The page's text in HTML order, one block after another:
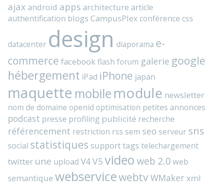
ajax android apps architecture article
authentification blogs CampusPlex conférence css
datacenter design diaporama e-
commerce facebookflash forum galerie google
hébergement iPad iPhone japan
maquette mobile module newsletter
nom de domaine openid optimisation petites annonces
podcast presse profiling publicité recherche
référencement restriction rss sem seo serveur sns
social statistiques supporttags telechargement
twitter une upload V4V5video web 2.0 web
semantique webservicewebtvWMakerxml